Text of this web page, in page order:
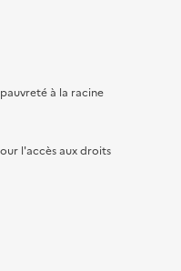
à la racine
l'accès aux droits